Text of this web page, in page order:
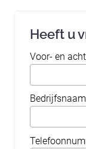
Heeft u
Voor- en
Bedrijfsnaam